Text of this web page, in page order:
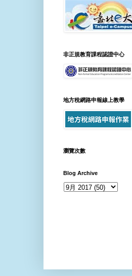
非正規教育課程認證中心
地方稅網路申報線上教學
瀏覽次數
Blog Archive